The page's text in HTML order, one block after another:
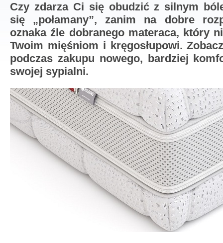
Czy zdarza Ci się obudzić z silnym
się „połamany”, zanim na dobre
oznaka źle dobranego materaca, który
Twoim mięśniom i kręgosłupowi.
podczas zakupu nowego, bardziej
swojej sypialni.